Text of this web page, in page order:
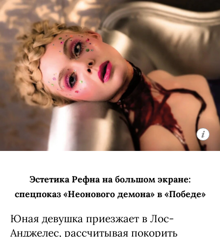
Эстетика Рефна на большом экране:
спецпоказ «Неонового демона» в «Победе»
Юная девушка приезжает в Лос-
Анджелес, рассчитывая покорить